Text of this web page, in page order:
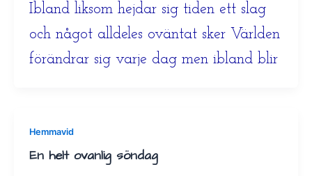
Ibland liksom hejdar sig tiden ett slag
och något alldeles oväntat sker Världen
förändrar sig varje dag men ibland blir
Hemmavid
En helt ovanlig söndag